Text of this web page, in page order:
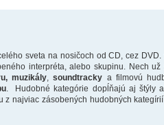
sveta na nosičoch od CD, cez DVD.
interpréta, alebo skupinu. Nech už
muzikály ,soundtracky a filmovú
. Hudobné kategórie dopĺňajú aj štýly
z najviac zásobených hudobných